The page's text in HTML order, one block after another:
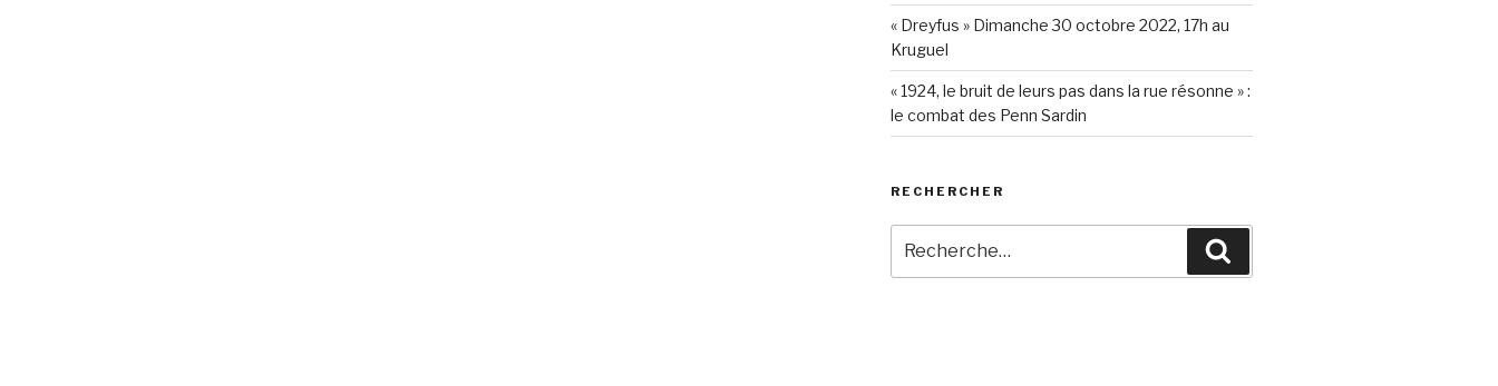
« Dreyfus » Dimanche 30 octobre 2022, 17h au
Kruguel
« 1924, le bruit de leurs pas dans la rue résonne » :
le combat des Penn Sardin
RECHERCHER
pour